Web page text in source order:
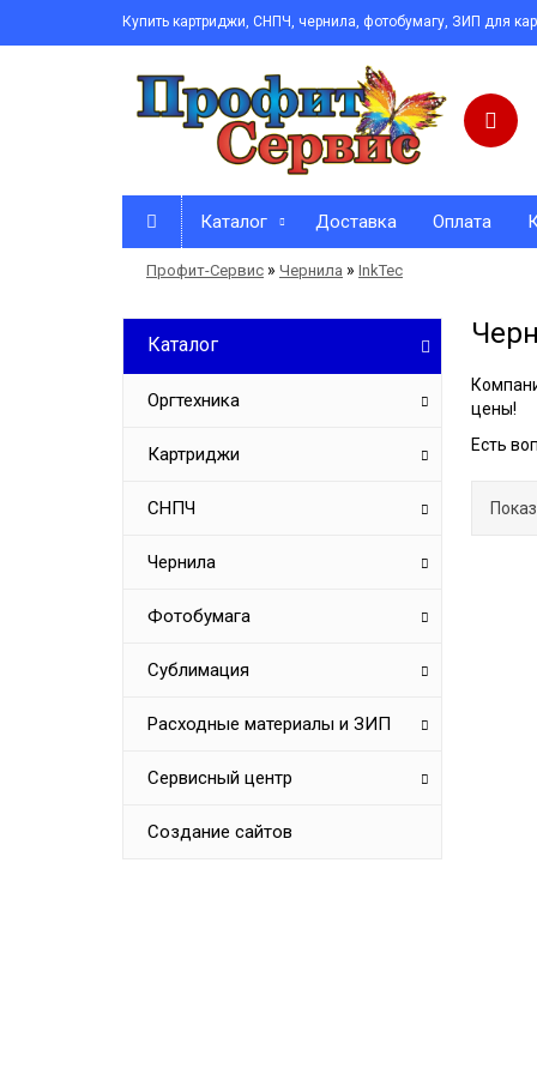
Купить картриджи, СНПЧ, чернила, фотобумагу, ЗИП для
Каталог Доставка Оплата
Профит-Сервис » Чернила » InkTec
Каталог
Оргтехника
Картриджи
СНПЧ
Чернила
Фотобумага
Сублимация
Расходные материалы и ЗИП
Сервисный центр
Создание сайтов
цены!
Есть